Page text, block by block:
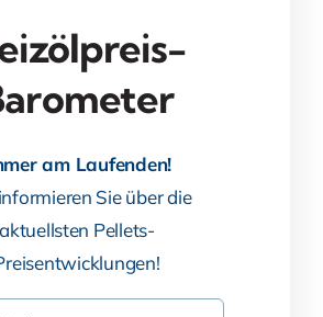
am Laufenden!
Sie über die
aktuellsten Pellets-